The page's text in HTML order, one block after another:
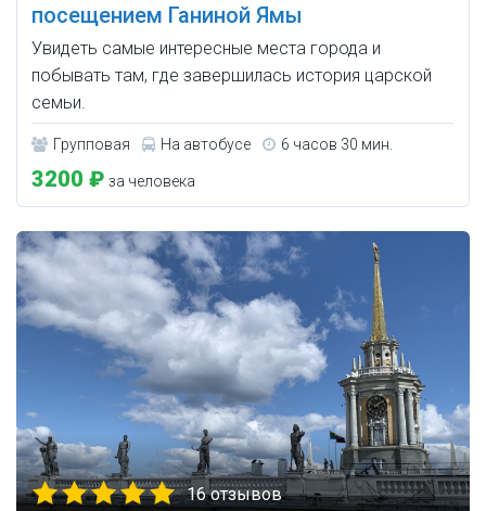
посещением Ганиной Ямы
Увидеть самые интересные места города и
побывать там, где завершилась история царской
семьи.
Групповая На автобусе 6 часов 30 мин.
3200 ₽ за человека
16 отзывов